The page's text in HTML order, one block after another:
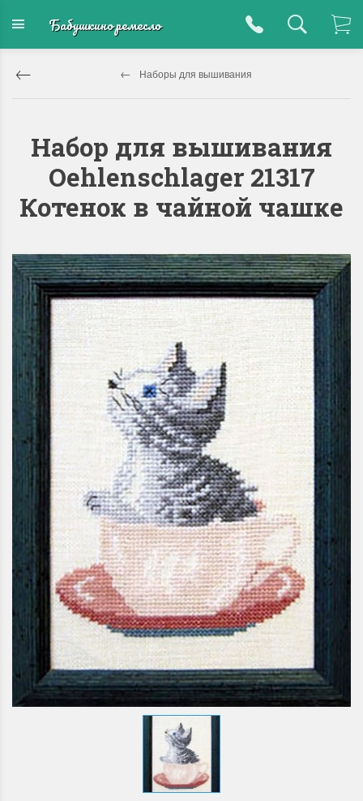
Бабушкино ремесло
Наборы для вышивания
Набор для вышивания
Oehlenschlager 21317
Котенок в чайной чашке